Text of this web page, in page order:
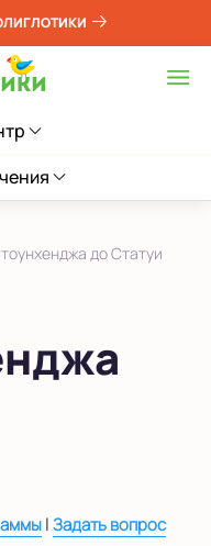
до Статуи
|Задать вопрос